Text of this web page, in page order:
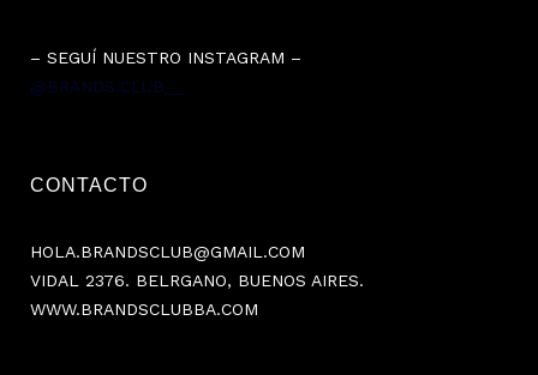
– SEGUÍ NUESTRO INSTAGRAM –
@BRANDS.CLUB__
CONTACTO
HOLA.BRANDSCLUB@GMAIL.COM
VIDAL 2376. BELRGANO, BUENOS AIRES.
WWW.BRANDSCLUBBA.COM